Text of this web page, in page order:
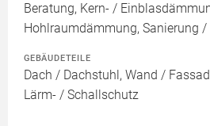
Beratung, Kern- /
Hohlraumdämmung, Sanierung /
GEBÄUDETEILE
Dach / Dachstuhl, Wand /
Lärm- / Schallschutz